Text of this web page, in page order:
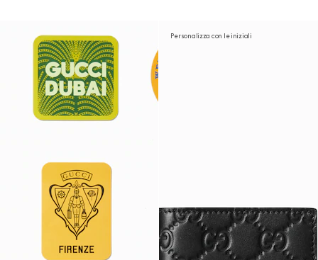
Personalizza con le iniziali